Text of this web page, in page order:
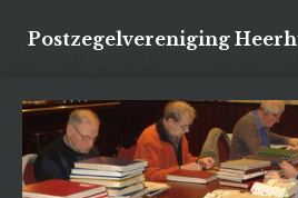
direct
hoofdinhoud